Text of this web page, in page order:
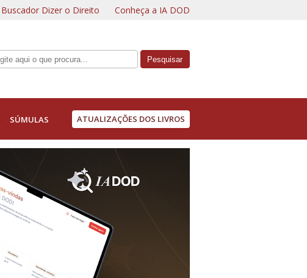
Buscador Dizer o Direito Conheça a IA DOD
SÚMULAS ATUALIZAÇÕES DOS LIVROS